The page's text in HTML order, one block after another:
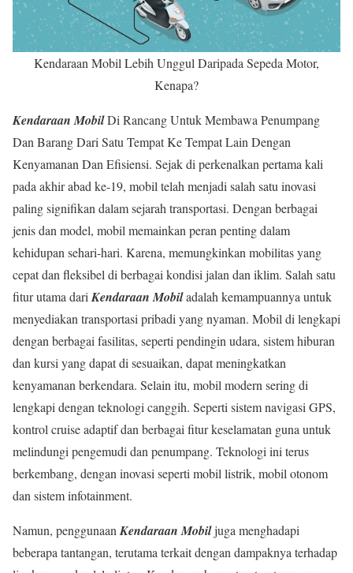
Kendaraan Mobil Lebih Unggul Daripada Sepeda Motor,
Kenapa?
Kendaraan MobilDi Rancang Untuk Membawa Penumpang
Dan Barang Dari Satu Tempat Ke Tempat Lain Dengan
Kenyamanan Dan Efisiensi. Sejak di perkenalkan pertama kali
pada akhir abad ke-19, mobil telah menjadi salah satu inovasi
paling signifikan dalam sejarah transportasi. Dengan berbagai
jenis dan model, mobil memainkan peran penting dalam
kehidupan sehari-hari. Karena, memungkinkan mobilitas yang
cepat dan fleksibel di berbagai kondisi jalan dan iklim. Salah satu
fitur utama dari Kendaraan Mobiladalah kemampuannya untuk
menyediakan transportasi pribadi yang nyaman. Mobil di lengkapi
dengan berbagai fasilitas, seperti pendingin udara, sistem hiburan
dan kursi yang dapat di sesuaikan, dapat meningkatkan
kenyamanan berkendara. Selain itu, mobil modern sering di
lengkapi dengan teknologi canggih. Seperti sistem navigasi GPS,
kontrol cruise adaptif dan berbagai fitur keselamatan guna untuk
melindungi pengemudi dan penumpang. Teknologi ini terus
berkembang, dengan inovasi seperti mobil listrik, mobil otonom
dan sistem infotainment.
Namun, penggunaan Kendaraan Mobiljuga menghadapi
beberapa tantangan, terutama terkait dengan dampaknya terhadap